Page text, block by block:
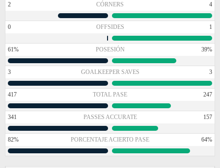
2 CÓRNERS 4
0 OFFSIDES 1
61% POSESIÓN 39%
3 GOALKEEPER SAVES 3
417 TOTAL PASE 247
341 PASSES ACCURATE 157
82% PORCENTAJE ACIERTO PASE 64%